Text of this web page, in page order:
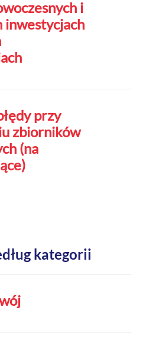
i
inwestycjach
przy
zbiorników
(na
kategorii